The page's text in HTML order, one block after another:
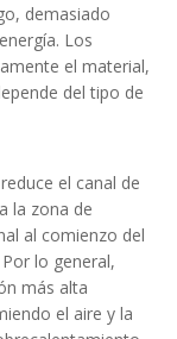
demasiado
Los
el material,
del tipo de
el canal de
la zona de
al comienzo del
lo general,
más alta
el aire y la